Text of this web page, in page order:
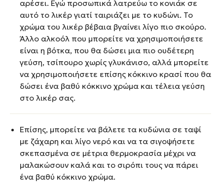
αρέσει. Εγώ προσωπικά λατρεύω το κονιάκ σε
αυτό το λικέρ γιατί ταιριάζει με το κυδώνι. Το
χρώμα του λικέρ βέβαια βγαίνει λίγο πιο σκούρο.
Άλλο αλκοόλ που μπορείτε να χρησιμοποιήσετε
είναι η βότκα, που θα δώσει μια πιο ουδέτερη
γεύση, τσίπουρο χωρίς γλυκάνισο, αλλά μπορείτε
να χρησιμοποιήσετε επίσης κόκκινο κρασί που θα
δώσει ένα βαθύ κόκκινο χρώμα και τέλεια γεύση
στο λικέρ σας.
Επίσης, μπορείτε να βάλετε τα κυδώνια σε ταψί
με ζάχαρη και λίγο νερό και να τα σιγοψήσετε
σκεπασμένα σε μέτρια θερμοκρασία μέχρι να
μαλακώσουν καλά και το σιρόπι τους να πάρει
ένα βαθύ κόκκινο χρώμα.